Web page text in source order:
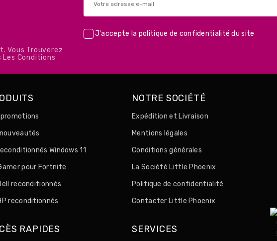
Vous Trouverez
Les Conditions
J'accepte la politique de confidentialité du site
promotions
Windows 11
pour Fortnite
reconditionnés
reconditionnés
NOTRE SOCIÉTÉ
Expédition et Livraison
Mentions légales
Conditions générales
La Société Little Phoenix
Politique de confidentialité
Contacter Little Phoenix
RAPIDES SERVICES